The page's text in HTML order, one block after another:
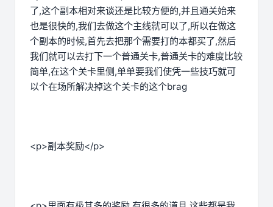
了,这个副本相对来谈还是比较方便的,并且通关始来
也是很快的,我们去做这个主线就可以了,所以在做这
个副本的时候,首先去把那个需要打的本都买了,然后
我们就可以去打下一个普通关卡,普通关卡的难度比较
简单,在这个关卡里侧,单单要我们使凭一些技巧就可
以个在场所解决掉这个关卡的这个brag
<p>副本奖励</p>